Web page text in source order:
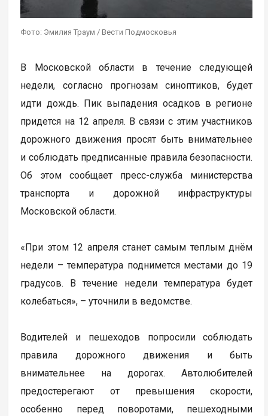
Фото: Эмилия Траум / Вести Подмосковья
В Московской области в течение следующей
недели, согласно прогнозам синоптиков, будет
идти дождь. Пик выпадения осадков в регионе
придется на 12 апреля. В связи с этим участников
дорожного движения просят быть внимательнее
и соблюдать предписанные правила безопасности.
Об этом сообщает пресс-служба министерства
транспорта и дорожной инфраструктуры
Московской области.
«При этом 12 апреля станет самым теплым днём
недели – температура поднимется местами до 19
градусов. В течение недели температура будет
колебаться», – уточнили в ведомстве.
Водителей и пешеходов попросили соблюдать
правила дорожного движения и быть
внимательнее на дорогах. Автолюбителей
предостерегают от превышения скорости,
особенно перед поворотами, пешеходными